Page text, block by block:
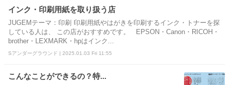
インク・印刷用紙を取り扱う店
JUGEMテーマ：印刷 印刷用紙やはがきを印刷するインク・トナーを探
している人は、 この店がおすすめです。 EPSON・Canon・RICOH・
brother・LEXMARK・hpはインク...
Sアンダーグラウンド | 2025.01.03 Fri 11:55
こんなことができるの？特...